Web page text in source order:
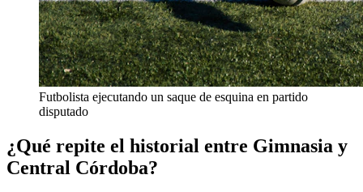
Futbolista ejecutando un saque de esquina en partido
disputado
¿Qué repite el historial entre Gimnasia y
Central Córdoba?